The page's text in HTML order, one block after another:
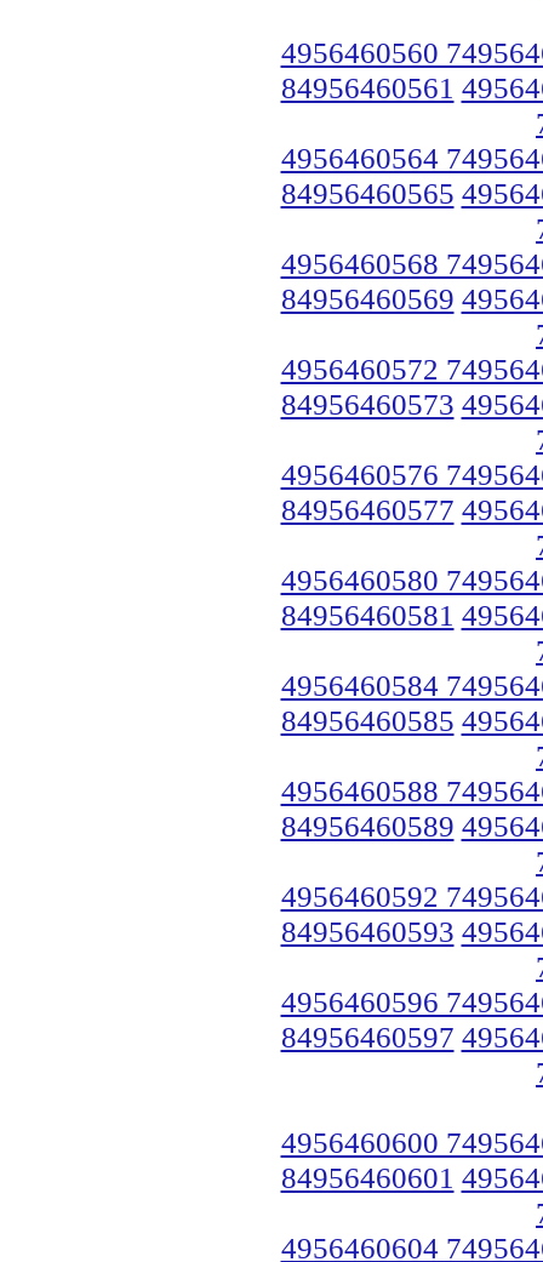
4956460560
84956460561
4956460564
84956460565
4956460568
84956460569
4956460572
84956460573
4956460576
84956460577
4956460580
84956460581
4956460584
84956460585
4956460588
84956460589
4956460592
84956460593
4956460596
84956460597
4956460600
84956460601
4956460604